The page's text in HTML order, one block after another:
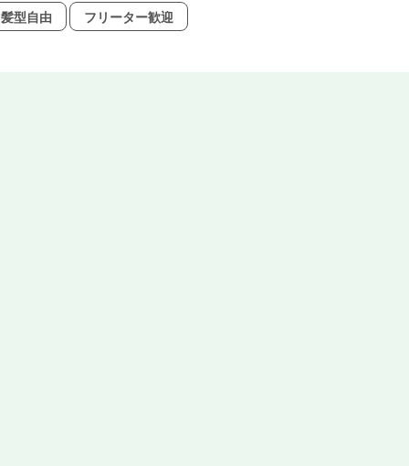
髪型自由 フリーター歓迎